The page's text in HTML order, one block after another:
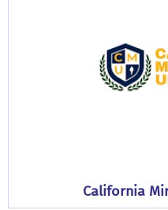
California